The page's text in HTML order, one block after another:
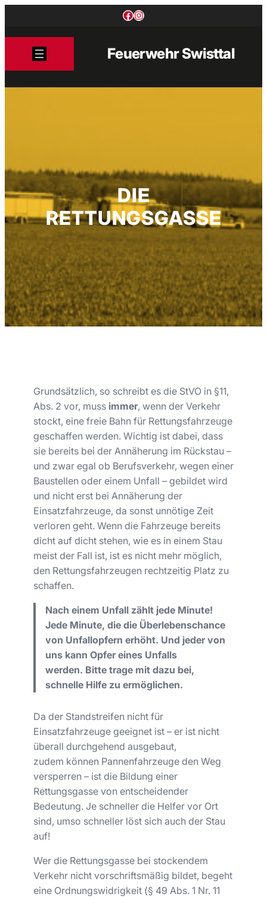
Facebook
Instagram
Feuerwehr Swisttal
DIE
RETTUNGSGASSE
Grundsätzlich, so schreibt es die StVO in §11,
Abs. 2 vor, muss immer, wenn der Verkehr
stockt, eine freie Bahn für Rettungsfahrzeuge
geschaffen werden. Wichtig ist dabei, dass
sie bereits bei der Annäherung im Rückstau –
und zwar egal ob Berufsverkehr, wegen einer
Baustellen oder einem Unfall – gebildet wird
und nicht erst bei Annäherung der
Einsatzfahrzeuge, da sonst unnötige Zeit
verloren geht. Wenn die Fahrzeuge bereits
dicht auf dicht stehen, wie es in einem Stau
meist der Fall ist, ist es nicht mehr möglich,
den Rettungsfahrzeugen rechtzeitig Platz zu
schaffen.
Nach einem Unfall zählt jede Minute!
Jede Minute, die die Überlebenschance
von Unfallopfern erhöht. Und jeder von
uns kann Opfer eines Unfalls
werden. Bitte trage mit dazu bei,
schnelle Hilfe zu ermöglichen.
Da der Standstreifen nicht für
Einsatzfahrzeuge geeignet ist – er ist nicht
überall durchgehend ausgebaut,
zudem können Pannenfahrzeuge den Weg
versperren – ist die Bildung einer
Rettungsgasse von entscheidender
Bedeutung. Je schneller die Helfer vor Ort
sind, umso schneller löst sich auch der Stau
auf!
Wer die Rettungsgasse bei stockendem
Verkehr nicht vorschriftsmäßig bildet, begeht
eine Ordnungswidrigkeit (§ 49 Abs. 1 Nr. 11